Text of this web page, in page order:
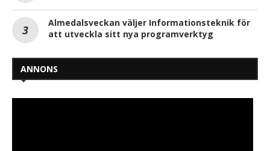
Almedalsveckan väljer Informationsteknik för
att utveckla sitt nya programverktyg
ANNONS